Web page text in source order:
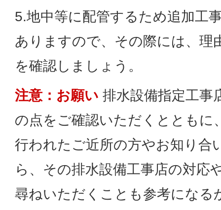
5.地中等に配管するため追加工
ありますので、その際には、理
を確認しましょう。
注意：お願い 排水設備指定工事
の点をご確認いただくとともに
行われたご近所の方やお知り合
ら、その排水設備工事店の対応
尋ねいただくことも参考になる